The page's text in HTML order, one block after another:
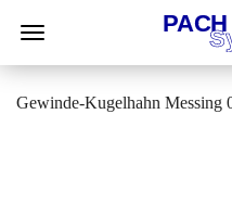
Gewinde-Kugelhahn Messing